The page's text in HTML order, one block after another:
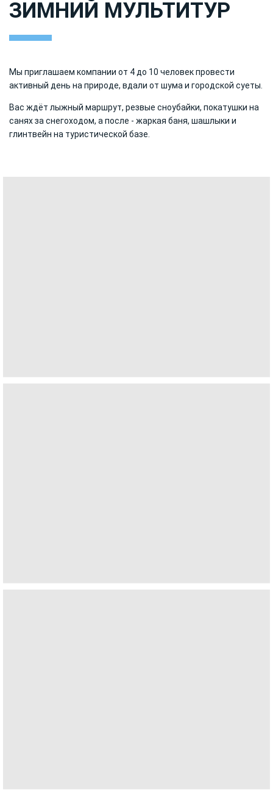
ЗИМНИЙ МУЛЬТИТУР
Мы приглашаем компании от 4 до 10 человек провести
активный день на природе, вдали от шума и городской суеты.
Вас ждёт лыжный маршрут, резвые сноубайки, покатушки на
санях за снегоходом, а после - жаркая баня, шашлыки и
глинтвейн на туристической базе.